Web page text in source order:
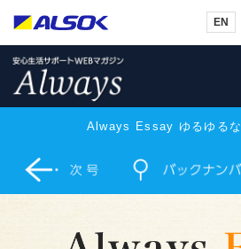
EN
Always Essay ゆるゆる